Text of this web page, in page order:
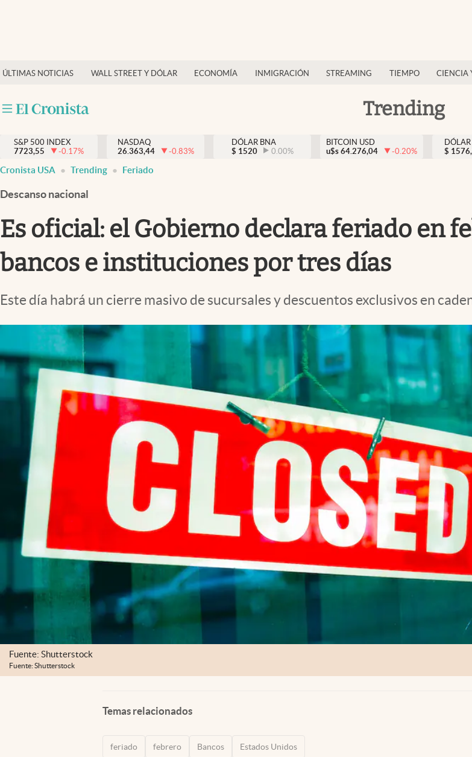
ÚLTIMAS NOTICIAS WALL STREET Y DÓLAR ECONOMÍA INMIGRACIÓN STREAMING TIEMPO CIENCIA
Trending
Finanzas y economía
Inmigración
Trending
Streaming
PC y mobile
S&P 500 INDEX
7723,55
-0.17%
NASDAQ
26.363,44
-0.83%
DÓLAR BNA
$ 1520 0.00%
BITCOIN USD
u$s 64.276,04 -0.20%
$
Cronista USA Trending Feriado
Descanso nacional
Es oficial: el Gobierno declara feriado en
bancos e instituciones por tres días
Este día habrá un cierre masivo de sucursales y descuentos exclusivos en
Fuente: Shutterstock
Fuente: Shutterstock
Temas relacionados
feriado febrero Bancos Estados Unidos